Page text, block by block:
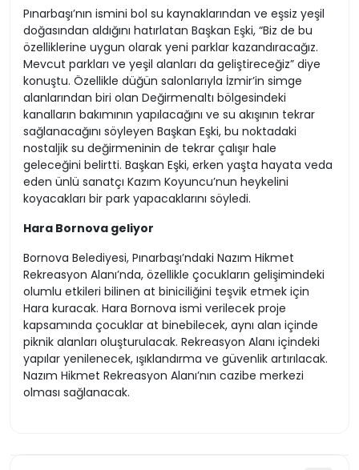
Pınarbaşı’nın ismini bol su kaynaklarından ve eşsiz yeşil
doğasından aldığını hatırlatan Başkan Eşki, “Biz de bu
özelliklerine uygun olarak yeni parklar kazandıracağız.
Mevcut parkları ve yeşil alanları da geliştireceğiz” diye
konuştu. Özellikle düğün salonlarıyla İzmir’in simge
alanlarından biri olan Değirmenaltı bölgesindeki
kanalların bakımının yapılacağını ve su akışının tekrar
sağlanacağını söyleyen Başkan Eşki, bu noktadaki
nostaljik su değirmeninin de tekrar çalışır hale
geleceğini belirtti. Başkan Eşki, erken yaşta hayata veda
eden ünlü sanatçı Kazım Koyuncu’nun heykelini
koyacakları bir park yapacaklarını söyledi.
Hara Bornova geliyor
Bornova Belediyesi, Pınarbaşı’ndaki Nazım Hikmet
Rekreasyon Alanı’nda, özellikle çocukların gelişimindeki
olumlu etkileri bilinen at biniciliğini teşvik etmek için
Hara kuracak. Hara Bornova ismi verilecek proje
kapsamında çocuklar at binebilecek, aynı alan içinde
piknik alanları oluşturulacak. Rekreasyon Alanı içindeki
yapılar yenilenecek, ışıklandırma ve güvenlik artırılacak.
Nazım Hikmet Rekreasyon Alanı’nın cazibe merkezi
olması sağlanacak.